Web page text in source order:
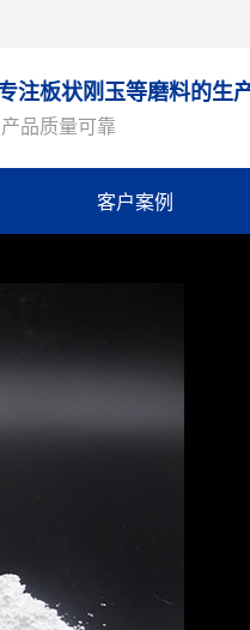
注板状刚玉等磨料的生
品质量可靠
客户案例